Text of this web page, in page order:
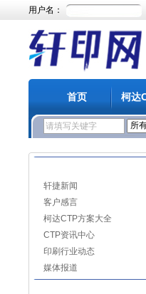
用户名：
首页 柯达
轩捷新闻
客户感言
柯达CTP方案大全
CTP资讯中心
印刷行业动态
媒体报道